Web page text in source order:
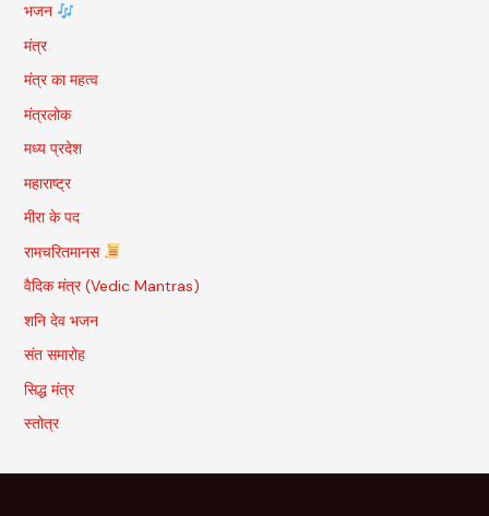
भजन
मंत्र
मंत्र का महत्व
मंत्रलोक
मध्य प्रदेश
महाराष्ट्र
मीरा के पद
रामचरितमानस
वैदिक मंत्र (Vedic Mantras)
शनि देव भजन
संत समारोह
सिद्ध मंत्र
स्तोत्र